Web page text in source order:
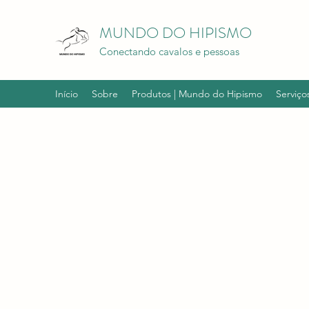
MUNDO DO HIPISMO
Conectando cavalos e pessoas
Início Sobre Produtos | Mundo do Hipismo